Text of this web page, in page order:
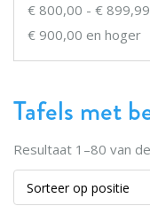
Tafels met
Resultaat 1 –80 van de
€ 800,00 - € 899,99
€ 900,00 en hoger